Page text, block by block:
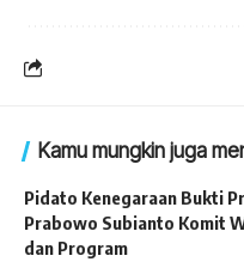
Kamu mungkin juga
Pidato Kenegaraan Bukti
Prabowo Subianto Komit
dan Program